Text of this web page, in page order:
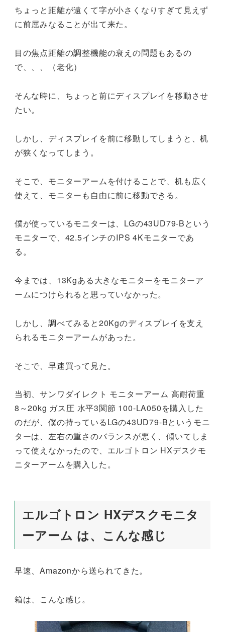
ちょっと距離が遠くて字が小さくなりすぎて見えず
に前屈みなることが出て来た。
目の焦点距離の調整機能の衰えの問題もあるの
で、、、（老化）
そんな時に、ちょっと前にディスプレイを移動させ
たい。
しかし、ディスプレイを前に移動してしまうと、机
が狭くなってしまう。
そこで、モニターアームを付けることで、机も広く
使えて、モニターも自由に前に移動できる。
僕が使っているモニターは、LGの43UD79-Bという
モニターで、42.5インチのIPS 4Kモニターであ
る。
今までは、13Kgある大きなモニターをモニターア
ームにつけられると思っていなかった。
しかし、調べてみると20Kgのディスプレイを支え
られるモニターアームがあった。
そこで、早速買って見た。
当初、サンワダイレクト モニターアーム 高耐荷重
8～20kg ガス圧 水平3関節 100-LA050を購入した
のだが、僕の持っているLGの43UD79-Bというモニ
ターは、左右の重さのバランスが悪く、傾いてしま
って使えなかったので、エルゴトロン HXデスクモ
ニターアームを購入した。
エルゴトロン HXデスクモニタ
ーアーム は、こんな感じ
早速、Amazonから送られてきた。
箱は、こんな感じ。